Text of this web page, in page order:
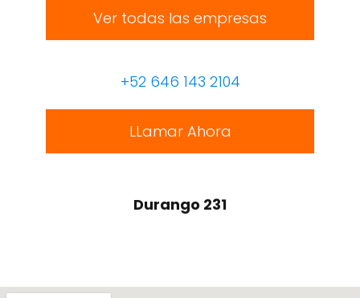
Ver todas las empresas
+52 646 143 2104
LLamar Ahora
Durango 231